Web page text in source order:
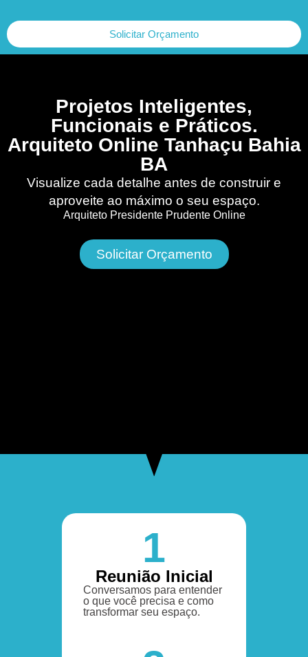
Solicitar Orçamento
Projetos Inteligentes,
Funcionais e Práticos.
Arquiteto Online Tanhaçu Bahia
BA
Visualize cada detalhe antes de construir e
aproveite ao máximo o seu espaço.
Arquiteto Presidente Prudente Online
Solicitar Orçamento
1
Reunião Inicial
Conversamos para entender
o que você precisa e como
transformar seu espaço.